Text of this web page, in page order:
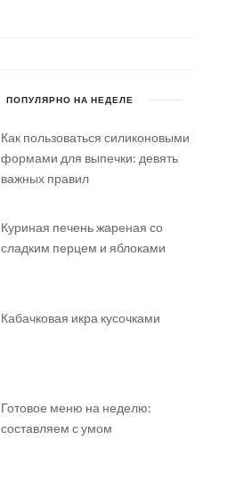
ПОПУЛЯРНО НА НЕДЕЛЕ
Как пользоваться силиконовыми
формами для выпечки: девять
важных правил
Куриная печень жареная со
сладким перцем и яблоками
Кабачковая икра кусочками
Готовое меню на неделю:
составляем с умом